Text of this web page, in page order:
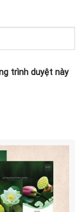
trình duyệt này